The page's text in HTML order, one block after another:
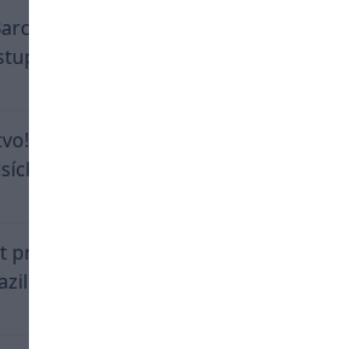
a odmietol Real. Kluby
čiastke
Salaha vítali na štadióne
fanúšikov
Zdena Cháru! Na
s bežcom